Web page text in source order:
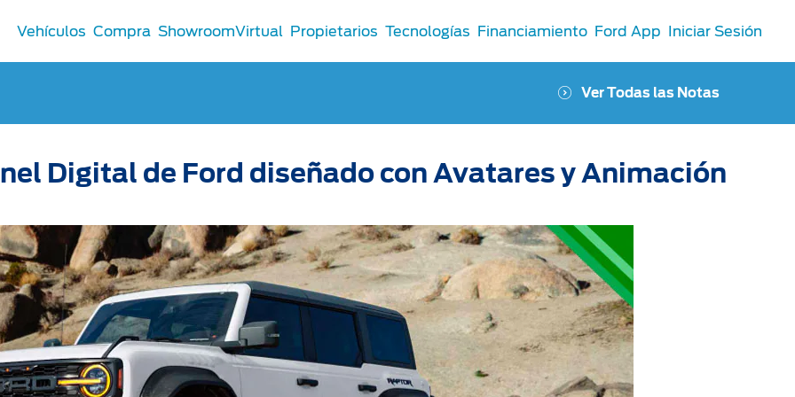
Distribuidor
Certificados
Vehículos Compra ShowroomVirtual Propietarios Tecnologías Financiamiento Ford App Iniciar Sesión
Ver Todas las Notas
Digital de Ford diseñado con Avatares y Animación